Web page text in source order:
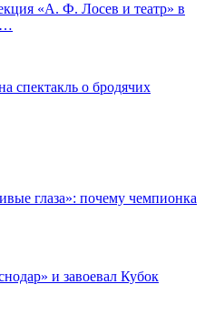
«А. Ф. Лосев и театр» в
спектакль о бродячих
глаза»: почему чемпионка
и завоевал Кубок